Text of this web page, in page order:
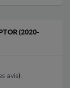
(2020-
avis).